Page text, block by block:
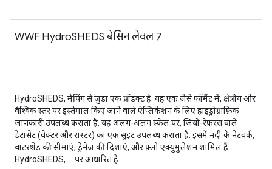
WWF HydroSHEDS बेसिन लेवल 7
HydroSHEDS, मैपिंग से जुड़ा एक प्रॉडक्ट है. यह एक जैसे फ़ॉर्मैट में, क्षेत्रीय और
वैश्विक स्तर पर इस्तेमाल किए जाने वाले ऐप्लिकेशन के लिए हाइड्रोग्राफ़िक
जानकारी उपलब्ध कराता है. यह अलग-अलग स्केल पर, जियो-रेफ़रंस वाले
डेटासेट (वेक्टर और रास्टर) का एक सुइट उपलब्ध कराता है. इसमें नदी के नेटवर्क,
वाटरशेड की सीमाएं, ड्रेनेज की दिशाएं, और फ़्लो एक्युमुलेशन शामिल हैं.
HydroSHEDS, … पर आधारित है